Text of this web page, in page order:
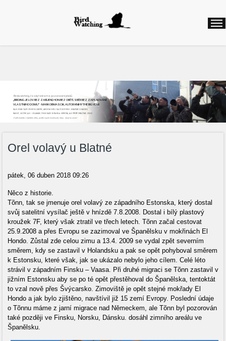
Birdwatching, česky řekneme pozorování ptáků
„BIRDING JE LOV BEZ ZABÍJENÍ, HON BEZ OBĚTÍ, SBĚR BEZ ZAPLŇOVÁNÍ
VLASTNÍHO DOMU“ - MARK OBMASCIK, AUTOR KNIHY THE BIG YEAR
NAJEZDÍME ČASTO STOVKY KILOMETRŮ, ABYCHOM VIDĚLI DALŠÍ NOVÝ DRUH. ODNÁŠÍME SI NADŠENÍ,
RADOST, ZÁŽITKY, ALE I ZKLAMÁNÍ, POKUD NAŠE CESTA BYLA ZBYTEČNÁ, ALE PŘÍŠTĚ VYRÁŽÍME ZNOVU
Začít můžete v každém věku, podle svých možností, času...stojí to za to!
Orel volavý u Blatné
pátek, 06 duben 2018 09:26
Něco z historie.
Tõnn, tak se jmenuje orel volavý ze západního Estonska, který dostal
svůj satelitní vysílač ještě v hnízdě 7.8.2008. Dostal i bílý plastový
kroužek 7F, který však ztratil ve třech letech. Tõnn začal cestovat
25.9.2008 a přes Evropu se zazimoval ve Španělsku v mokřinách El
Hondo. Zůstal zde celou zimu a 13.4. 2009 se vydal zpět severním
směrem, kdy se zastavil v Holandsku a pak se opět pohyboval směrem
k Estonsku, které však, jak se ukázalo nebylo jeho cílem. Celé léto
strávil v západním Finsku – Vaasa. Při druhé migraci se Tõnn zastavil v
jižním Estonsku aby se po té opět přestěhoval do Španělska, tentoktát
to vzal nově přes Švýcarsko. Zimoviště je opět stejné mokřady El
Hondo a jak bylo zjištěno, navštívil již 15 zemí Evropy. Poslední údaje
o Tõnnu máme z jarní migrace nad Německem, ale Tõnn byl pozorován
také později ve Finsku, Norsku, Dánsku. dosáhl zimního areálu ve
Španělsku.